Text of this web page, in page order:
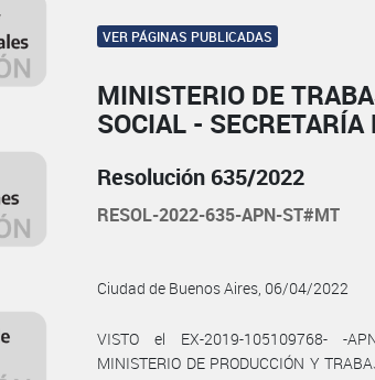
VER PÁGINAS PUBLICADAS
MINISTERIO DE
SOCIAL -
Resolución 635/2022
RESOL-2022-635-APN-ST#MT
Ciudad de Buenos Aires, 06/04/2022
VISTO el EX-2019-105109768- -
MINISTERIO DE PRODUCCIÓN Y